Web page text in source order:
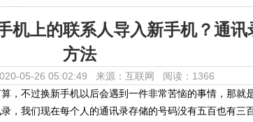
机上的联系人导入新手机？通讯
方法
05-26 05:02:49 来源：互联网 阅读：1366
，不过换新手机以后会遇到一件非常苦恼的事情，那就
，我们现在每个人的通讯录存储的号码没有五百也有三